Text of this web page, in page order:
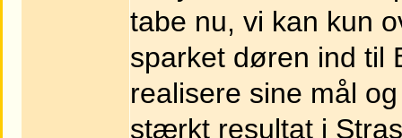
tabe nu, vi kan kun
sparket døren ind til
realisere sine mål
stærkt resultat i